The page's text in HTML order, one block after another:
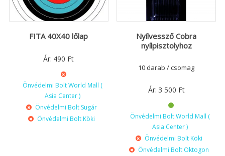
FITA 40X40 lőlap
Ár: 490 Ft
Önvédelmi Bolt World Mall (
Asia Center )
Önvédelmi Bolt Sugár
Önvédelmi Bolt Köki
Nyílvessző Cobra
nyílpisztolyhoz
10 darab / csomag
Ár: 3 500 Ft
Önvédelmi Bolt World Mall (
Asia Center )
Önvédelmi Bolt Köki
Önvédelmi Bolt Oktogon